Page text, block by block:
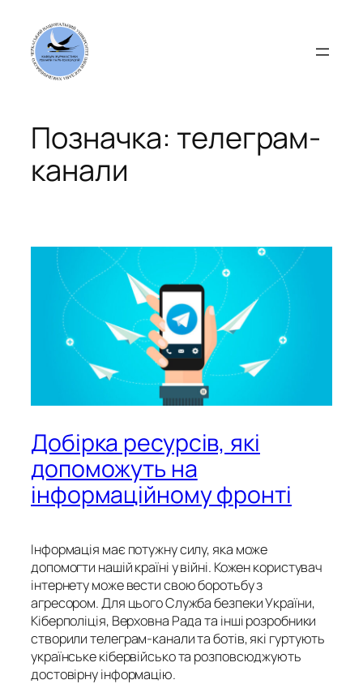
вмісту
Позначка: телеграм-
канали
Добірка ресурсів, які
допоможуть на
інформаційному фронті
Інформація має потужну силу, яка може
допомогти нашій країні у війні. Кожен користувач
інтернету може вести свою боротьбу з
агресором. Для цього Служба безпеки України,
Кіберполіція, Верховна Рада та інші розробники
створили телеграм-канали та ботів, які гуртують
українське кібервійсько та розповсюджують
достовірну інформацію.